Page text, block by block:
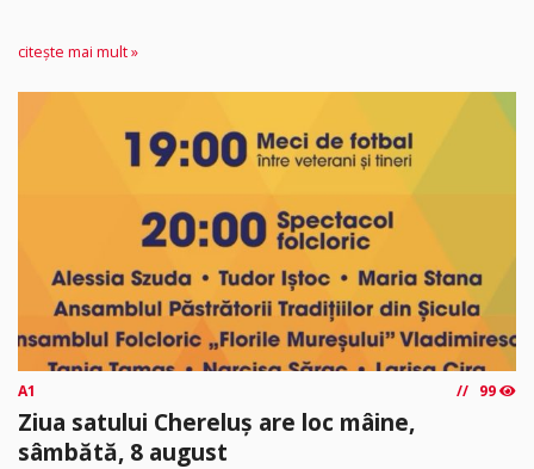
citește mai mult »
A1 99
Ziua satului Chereluș are loc mâine,
sâmbătă, 8 august